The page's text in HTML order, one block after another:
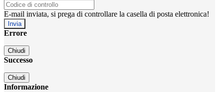
E-mail inviata, si prega di controllare la casella di posta elettronica!
Errore
Chiudi
Successo
Chiudi
Informazione